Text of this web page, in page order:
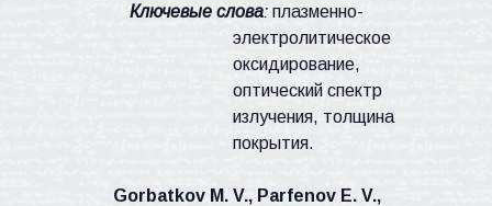
Ключевые слова:плазменно-
электролитическое
оксидирование,
оптический спектр
излучения, толщина
покрытия.
GorbatkovM. V., ParfenovE. V.,